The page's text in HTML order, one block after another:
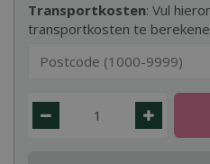
Transportkosten: Vul
transportkosten te